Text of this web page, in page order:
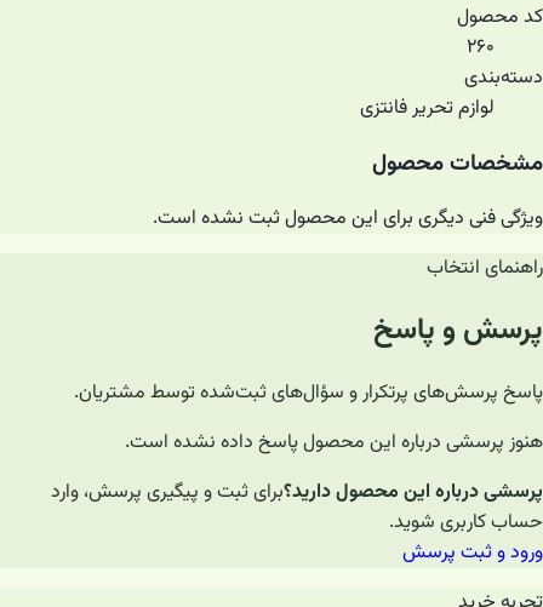
کد محصول
۲۶۰
دسته‌بندی
لوازم تحریر فانتزی
مشخصات محصول
ویژگی فنی دیگری برای این محصول ثبت نشده است.
راهنمای انتخاب
پرسش و پاسخ
پاسخ پرسش‌های پرتکرار و سؤال‌های ثبت‌شده توسط مشتریان.
هنوز پرسشی درباره این محصول پاسخ داده نشده است.
پرسشی درباره این محصول دارید؟برای ثبت و پیگیری پرسش، وارد
حساب کاربری شوید.
ورود و ثبت پرسش